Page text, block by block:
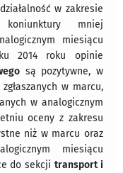
w zakresie
mniej
miesiącu
2014 roku opinie
są pozytywne, w
w marcu,
w analogicznym
oceny z zakresu
niż w marcu oraz
miesiącu
do sekcji transport i